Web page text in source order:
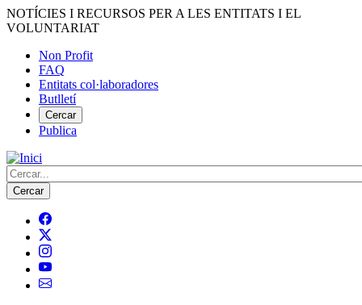
Vés
al
NOTÍCIES I RECURSOS PER A LES ENTITATS I EL
VOLUNTARIAT
Menú
del
compte
d'usuari
Non Profit
FAQ
Entitats col·laboradores
Butlletí
Cercar
Publica
Cerca